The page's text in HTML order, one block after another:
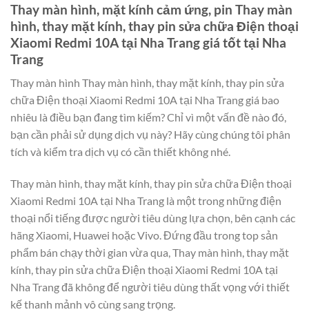
Thay màn hình, mặt kính cảm ứng, pin Thay màn
hình, thay mặt kính, thay pin sửa chữa Điện thoại
Xiaomi Redmi 10A tại Nha Trang giá tốt tại Nha
Trang
Thay màn hình Thay màn hình, thay mặt kính, thay pin sửa
chữa Điện thoại Xiaomi Redmi 10A tại Nha Trang giá bao
nhiêu là điều bạn đang tìm kiếm? Chỉ vì một vấn đề nào đó,
bạn cần phải sử dụng dịch vụ này? Hãy cùng chúng tôi phân
tích và kiểm tra dịch vụ có cần thiết không nhé.
Thay màn hình, thay mặt kính, thay pin sửa chữa Điện thoại
Xiaomi Redmi 10A tại Nha Trang là một trong những điện
thoại nổi tiếng được người tiêu dùng lựa chọn, bên cạnh các
hãng Xiaomi, Huawei hoặc Vivo. Đứng đầu trong top sản
phẩm bán chạy thời gian vừa qua, Thay màn hình, thay mặt
kính, thay pin sửa chữa Điện thoại Xiaomi Redmi 10A tại
Nha Trang đã không để người tiêu dùng thất vọng với thiết
kế thanh mảnh vô cùng sang trọng.